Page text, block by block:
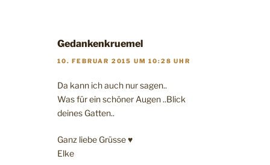
Gedankenkruemel
10. FEBRUAR 2015 UM 10:28 UHR
Da kann ich auch nur sagen..
Was für ein schöner Augen ..Blick
deines Gatten..
Ganz liebe Grüsse ♥
Elke